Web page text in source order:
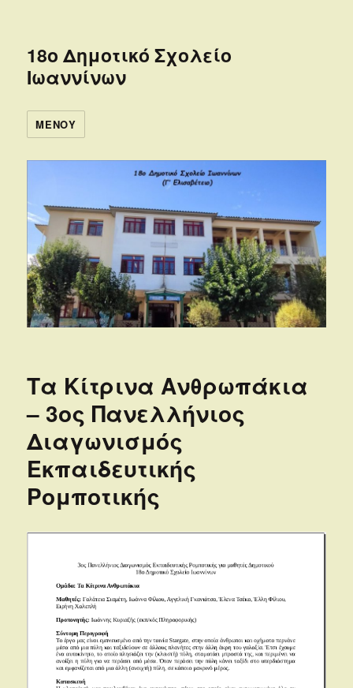
18ο Δημοτικό Σχολείο
Ιωαννίνων
ΜΕΝΟΎ
Τα Κίτρινα Ανθρωπάκια
– 3ος Πανελλήνιος
Διαγωνισμός
Εκπαιδευτικής
Ρομποτικής